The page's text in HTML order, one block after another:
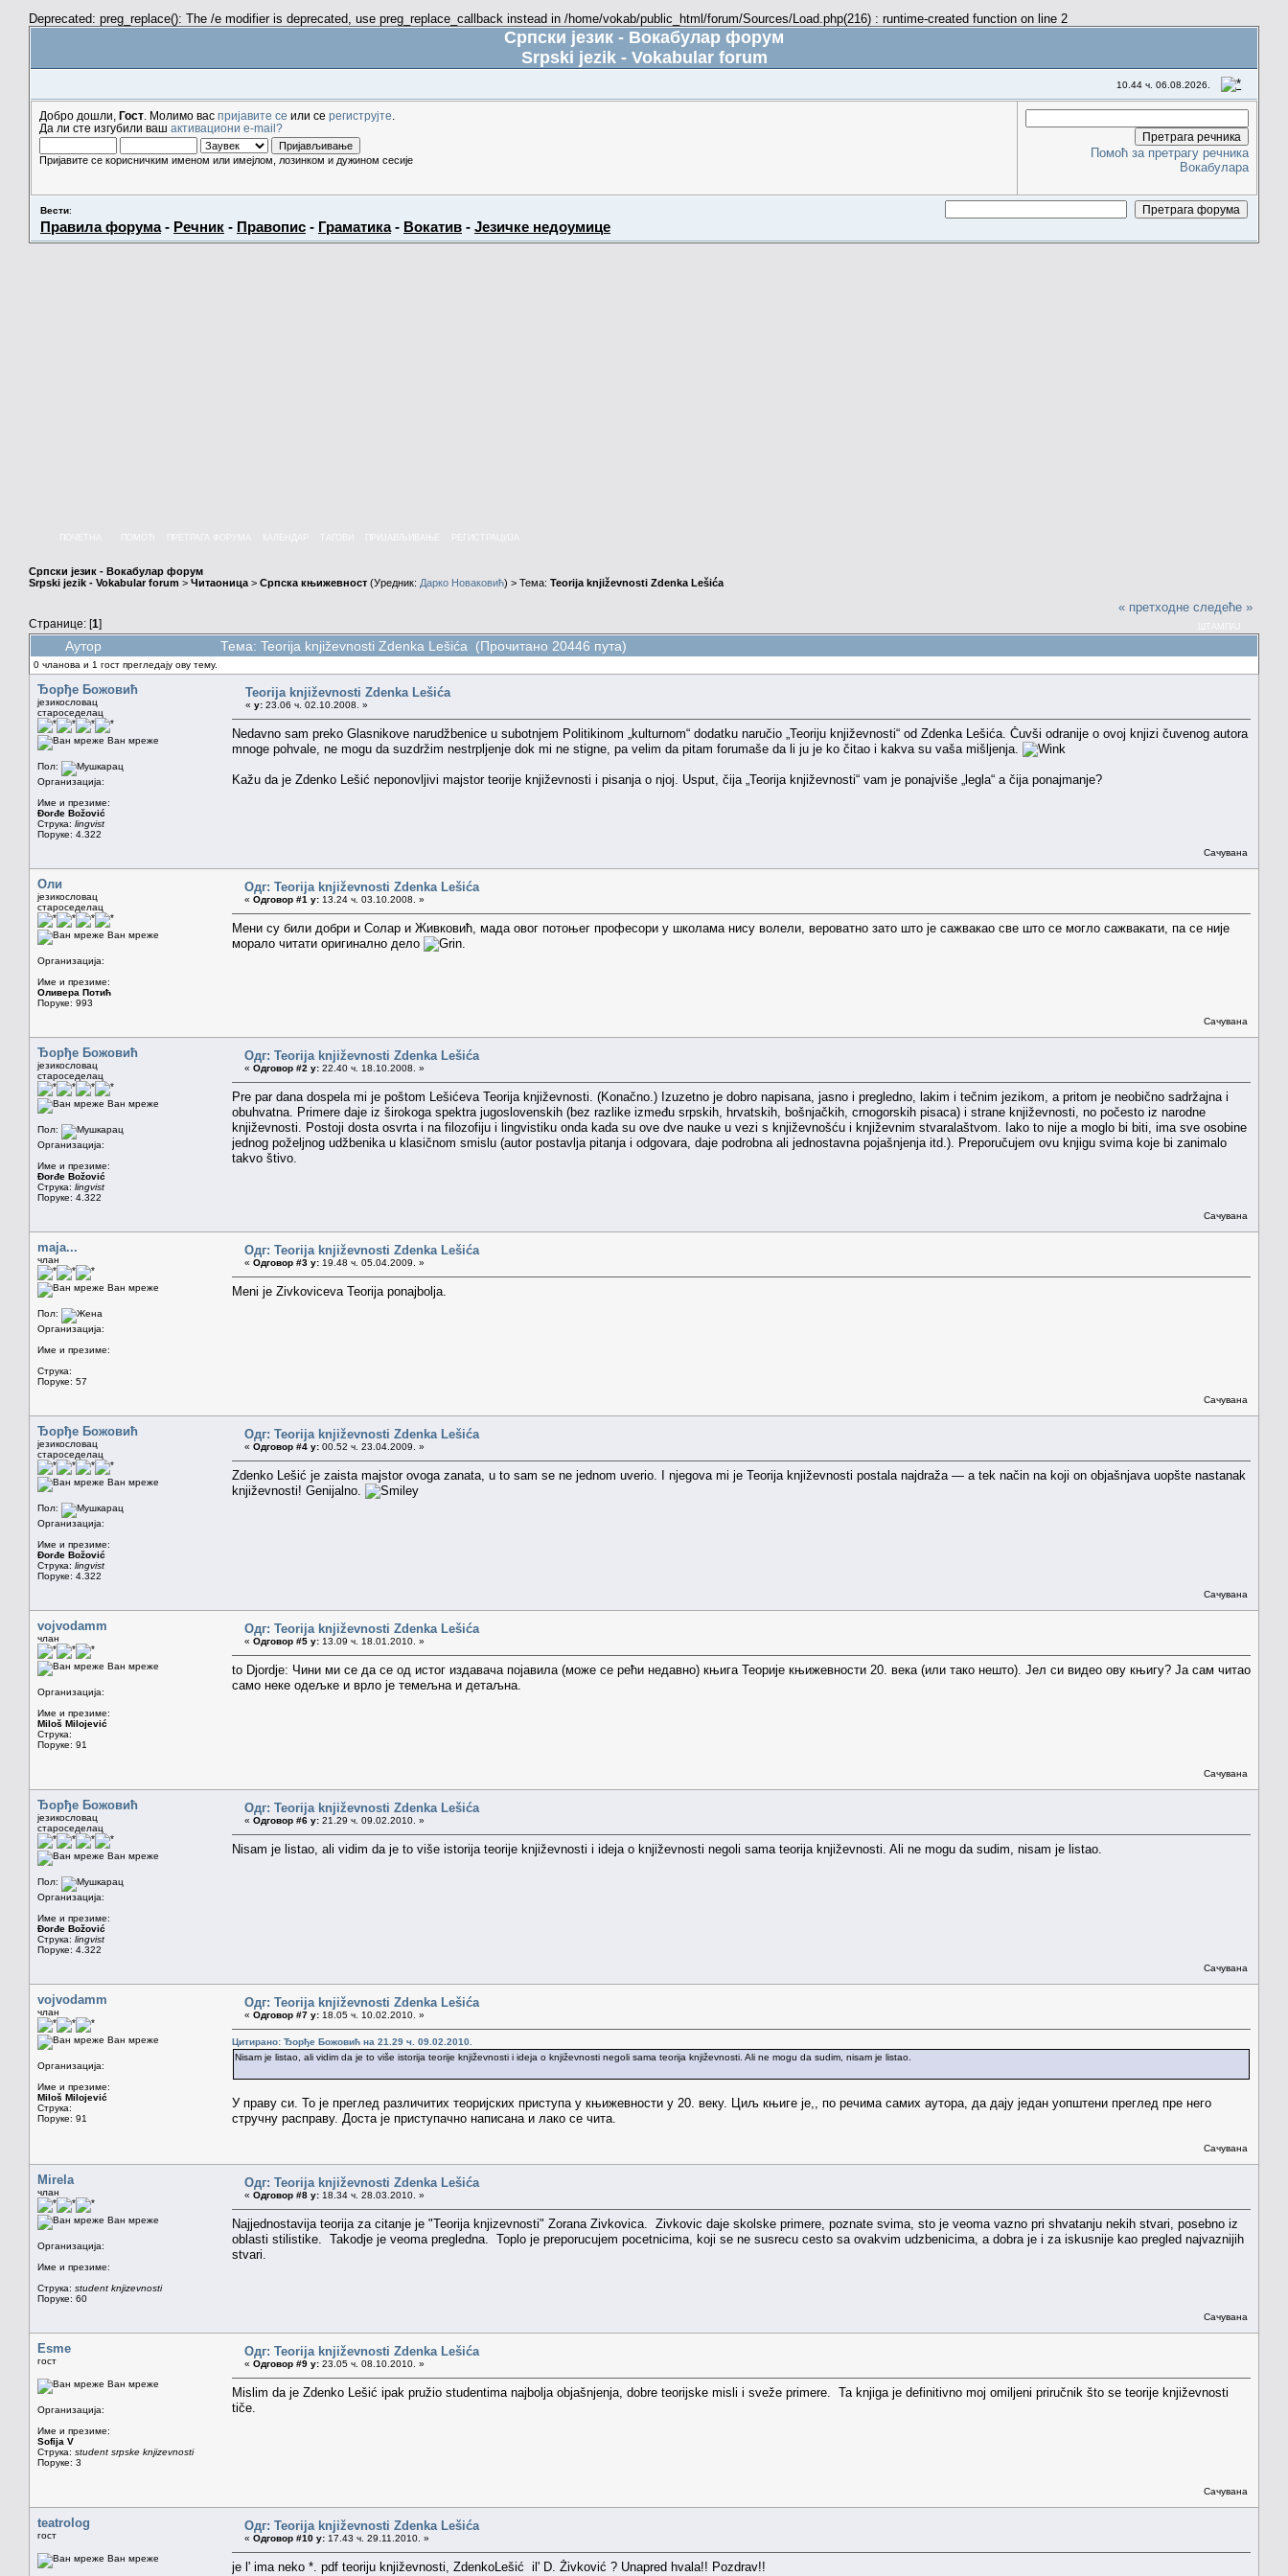
Deprecated: preg_replace(): The /e modifier is deprecated, use preg_replace_callback instead in /home/vokab/public_html/forum/Sources/Load.php(216) : runtime-created function on line 2
Српски језик - Вокабулар форум
Srpski jezik - Vokabular forum
10.44 ч. 06.08.2026.
Добро дошли, Гост . Молимо вас пријавите се или се региструјте
Да ли сте изгубили ваш активациони e-mail?
Пријавите се корисничким именом или имејлом, лозинком и дужином сесије
Помоћ за претрагу речника
Вокабулара
Вести:
Правила форума- Речник - Правопис - Граматика- Вокатив - Језичке недоумице
КАЛЕНДАР
Српски језик - Вокабулар форум
Srpski jezik - Vokabular forum > Читаоница > Српска књижевност (Уредник: Дарко Новаковић) > Тема: Teorija književnosti Zdenka Lešića
Странице: [1]
« претходне следеће »
Аутор Тема: Teorija književnosti Zdenka Lešića (Прочитано 20446 пута)
0 чланова и 1 гост прегледају ову тему.
Ђорђе Божовић
језикословац
староседелац
Ван мреже
Пол:
Организација:
Име и презиме:
Đorđe Božović
Струка: lingvist
Поруке: 4.322
Teorija književnosti Zdenka Lešića
« у: 23.06 ч. 02.10.2008. »
Nedavno sam preko Glasnikove narudžbenice u subotnjem Politikinom „kulturnom“ dodatku naručio „Teoriju književnosti“ od Zdenka Lešića. Čuvši odranije o ovoj knjizi čuvenog autora
mnoge pohvale, ne mogu da suzdržim nestrpljenje dok mi ne stigne, pa velim da pitam forumaše da li ju je ko čitao i kakva su vaša mišljenja.
Kažu da je Zdenko Lešić neponovljivi majstor teorije književnosti i pisanja o njoj. Usput, čija „Teorija književnosti“ vam je ponajviše „legla“ a čija ponajmanje?
Сачувана
Оли
језикословац
староседелац
Ван мреже
Организација:
Име и презиме:
Оливера Потић
Поруке: 993
Одг: Teorija književnosti Zdenka Lešića
« Одговор #1 у: 13.24 ч. 03.10.2008. »
Мени су били добри и Солар и Живковић, мада овог потоњег професори у школама нису волели, вероватно зато што је сажвакао све што се могло сажвакати, па се није
морало читати оригинално дело
Сачувана
Ђорђе Божовић
језикословац
староседелац
Ван мреже
Пол:
Организација:
Име и презиме:
Đorđe Božović
Струка: lingvist
Поруке: 4.322
Одг: Teorija književnosti Zdenka Lešića
« Одговор #2 у: 22.40 ч. 18.10.2008. »
Pre par dana dospela mi je poštom Lešićeva Teorija književnosti. (Konačno.) Izuzetno je dobro napisana, jasno i pregledno, lakim i tečnim jezikom, a pritom je neobično sadržajna i
obuhvatna. Primere daje iz širokoga spektra jugoslovenskih (bez razlike između srpskih, hrvatskih, bošnjačkih, crnogorskih pisaca) i strane književnosti, no počesto iz narodne
književnosti. Postoji dosta osvrta i na filozofiju i lingvistiku onda kada su ove dve nauke u vezi s književnošću i književnim stvaralaštvom. Iako to nije a moglo bi biti, ima sve osobine
jednog poželjnog udžbenika u klasičnom smislu (autor postavlja pitanja i odgovara, daje podrobna ali jednostavna pojašnjenja itd.). Preporučujem ovu knjigu svima koje bi zanimalo
takvo štivo.
Сачувана
maja...
члан
Ван мреже
Пол:
Организација:
Име и презиме:
Струка:
Поруке: 57
Одг: Teorija književnosti Zdenka Lešića
« Одговор #3 у: 19.48 ч. 05.04.2009. »
Meni je Zivkoviceva Teorija ponajbolja.
Сачувана
Ђорђе Божовић
језикословац
староседелац
Ван мреже
Пол:
Организација:
Име и презиме:
Đorđe Božović
Струка: lingvist
Поруке: 4.322
Одг: Teorija književnosti Zdenka Lešića
« Одговор #4 у: 00.52 ч. 23.04.2009. »
Zdenko Lešić je zaista majstor ovoga zanata, u to sam se ne jednom uverio. I njegova mi je Teorija književnosti postala najdraža — a tek način na koji on objašnjava uopšte nastanak
književnosti! Genijalno.
Сачувана
vojvodamm
члан
Ван мреже
Организација:
Име и презиме:
Miloš Milojević
Струка:
Поруке: 91
Одг: Teorija književnosti Zdenka Lešića
« Одговор #5 у: 13.09 ч. 18.01.2010. »
to Djordje: Чини ми се да се од истог издавача појавила (може се рећи недавно) књига Теорије књижевности 20. века (или тако нешто). Јел си видео ову књигу? Ја сам читао
само неке одељке и врло је темељна и детаљна.
Сачувана
Ђорђе Божовић
језикословац
староседелац
Ван мреже
Пол:
Организација:
Име и презиме:
Đorđe Božović
Струка: lingvist
Поруке: 4.322
Одг: Teorija književnosti Zdenka Lešića
« Одговор #6 у: 21.29 ч. 09.02.2010. »
Nisam je listao, ali vidim da je to više istorija teorije književnosti i ideja o književnosti negoli sama teorija književnosti. Ali ne mogu da sudim, nisam je listao.
Сачувана
vojvodamm
члан
Ван мреже
Организација:
Име и презиме:
Miloš Milojević
Струка:
Поруке: 91
Одг: Teorija književnosti Zdenka Lešića
« Одговор #7 у: 18.05 ч. 10.02.2010. »
Цитирано: Ђорђе Божовић на 21.29 ч. 09.02.2010.
Nisam je listao, ali vidim da je to više istorija teorije književnosti i ideja o književnosti negoli sama teorija književnosti. Ali ne mogu da sudim, nisam je listao.
У праву си. То је преглед различитих теоријских приступа у књижевности у 20. веку. Циљ књиге је,, по речима самих аутора, да дају један уопштени преглед пре него
стручну расправу. Доста је приступачно написана и лако се чита.
Сачувана
Mirela
члан
Ван мреже
Организација:
Име и презиме:
Струка: student knjizevnosti
Поруке: 60
Одг: Teorija književnosti Zdenka Lešića
« Одговор #8 у: 18.34 ч. 28.03.2010. »
Najjednostavija teorija za citanje je "Teorija knjizevnosti" Zorana Zivkovica. Zivkovic daje skolske primere, poznate svima, sto je veoma vazno pri shvatanju nekih stvari, posebno iz
oblasti stilistike. Takodje je veoma pregledna. Toplo je preporucujem pocetnicima, koji se ne susrecu cesto sa ovakvim udzbenicima, a dobra je i za iskusnije kao pregled najvaznijih
stvari.
Сачувана
Esme
гост
Ван мреже
Организација:
Име и презиме:
Sofija V
Струка: student srpske knjizevnosti
Поруке: 3
Одг: Teorija književnosti Zdenka Lešića
« Одговор #9 у: 23.05 ч. 08.10.2010. »
Mislim da je Zdenko Lešić ipak pružio studentima najbolja objašnjenja, dobre teorijske misli i sveže primere. Ta knjiga je definitivno moj omiljeni priručnik što se teorije književnosti
tiče.
Сачувана
teatrolog
гост
Ван мреже
Одг: Teorija književnosti Zdenka Lešića
« Одговор #10 у: 17.43 ч. 29.11.2010. »
je l' ima neko *. pdf teoriju književnosti, ZdenkoLešić il' D. Živković ? Unapred hvala!! Pozdrav!!